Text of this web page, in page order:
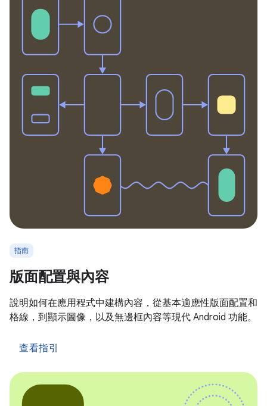
指南
版面配置與內容
說明如何在應用程式中建構內容，從基本適應性版面配置和
格線，到顯示圖像，以及無邊框內容等現代 Android 功能。
查看指引